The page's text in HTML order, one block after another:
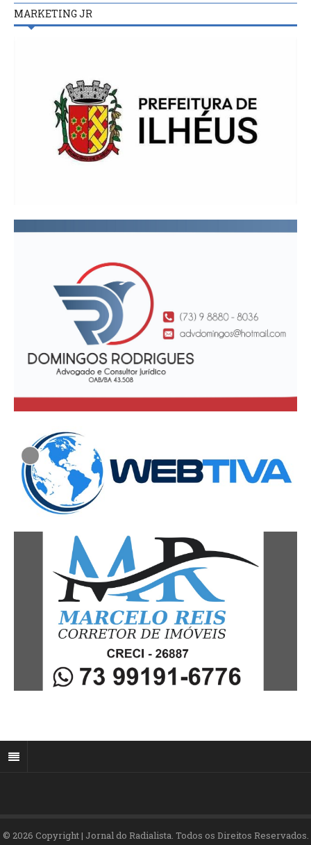
MARKETING JR
© 2026 Copyright | Jornal do Radialista. Todos os Direitos Reservados.